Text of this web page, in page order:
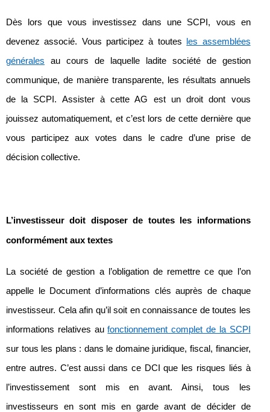
Dès lors que vous investissez dans une SCPI, vous en
devenez associé. Vous participez à toutes
les assemblées
générales au cours de laquelle ladite société de gestion
communique, de manière transparente, les résultats annuels
de la SCPI. Assister à cette AG est un droit dont vous
jouissez automatiquement, et c’est lors de cette dernière que
vous participez aux votes dans le cadre d’une prise de
décision collective.
L’investisseur doit disposer de toutes les informations
conformément aux textes
La société de gestion a l’obligation de remettre ce que l’on
appelle le Document d’informations clés auprès de chaque
investisseur. Cela afin qu’il soit en connaissance de toutes les
informations relatives aufonctionnement complet de la SCPI
sur tous les plans : dans le domaine juridique, fiscal, financier,
entre autres. C’est aussi dans ce DCI que les risques liés à
l’investissement sont mis en avant. Ainsi, tous les
investisseurs en sont mis en garde avant de décider de